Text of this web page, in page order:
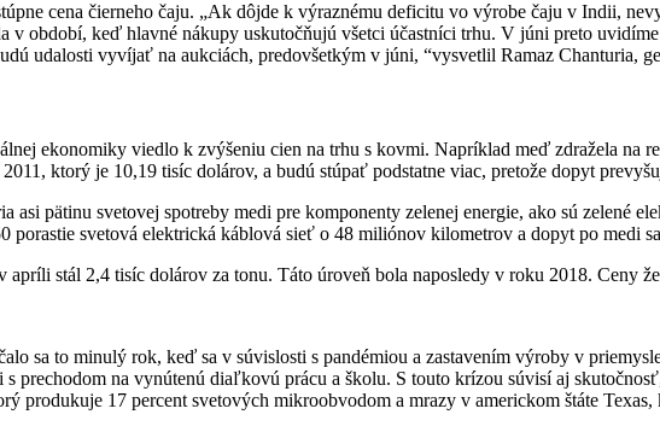
cena čierneho čaju. „Ak dôjde k výraznému deficitu vo výrobe čaju v Indii,
v období, keď hlavné nákupy uskutočňujú všetci účastníci trhu. V júni preto
udalosti vyvíjať na aukciách, predovšetkým v júni, “vysvetlil Ramaz Chanturia,
ekonomiky viedlo k zvýšeniu cien na trhu s kovmi. Napríklad meď zdražela na
ktorý je 10,19 tisíc dolárov, a budú stúpať podstatne viac, pretože dopyt
pätinu svetovej spotreby medi pre komponenty zelenej energie, ako sú zelené
porastie svetová elektrická káblová sieť o 48 miliónov kilometrov a dopyt po medi
stál 2,4 tisíc dolárov za tonu. Táto úroveň bola naposledy v roku 2018. Ceny
sa to minulý rok, keď sa v súvislosti s pandémiou a zastavením výroby v
prechodom na vynútenú diaľkovú prácu a školu. S touto krízou súvisí aj
produkuje 17 percent svetových mikroobvodom a mrazy v americkom štáte Texas,